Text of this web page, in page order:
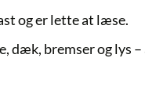
og er lette at læse.
dæk, bremser og lys –